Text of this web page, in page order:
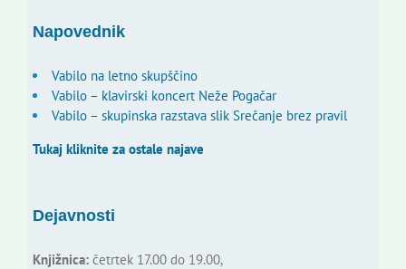
Napovednik
Vabilo na letno skupščino
Vabilo – klavirski koncert Neže Pogačar
Vabilo – skupinska razstava slik Srečanje brez pravil
Tukaj kliknite za ostale najave
Dejavnosti
Knjižnica:četrtek 17.00 do 19.00,